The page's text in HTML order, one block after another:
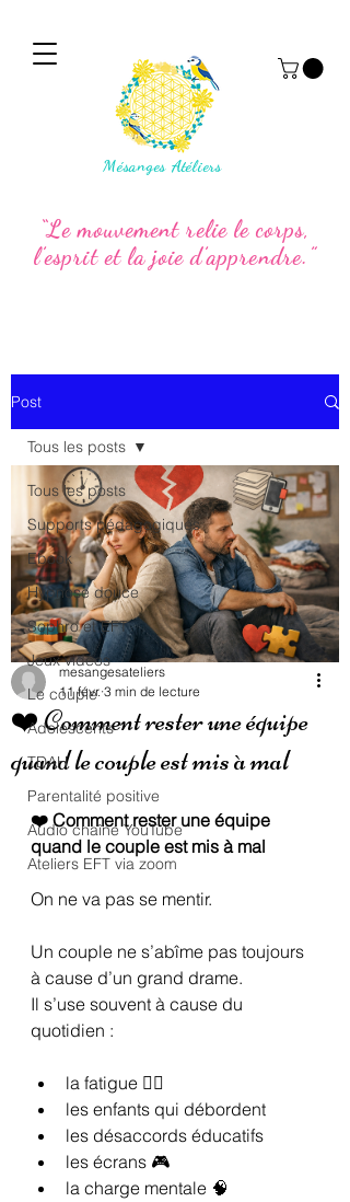
Mésanges Atéliers
“Le mouvement relie le corps,
l’esprit et la joie d’apprendre.”
Post
Tous les posts
Supports pédagogiques
Ebook
Hypnose douce
Sophro et EFT
Jeux vidéos
Le couple
Adolescents
TDAH
Parentalité positive
Audio chaîne YouTube
Ateliers EFT via zoom
Tous les posts
❤️ Comment rester une équipe
quand le couple est mis à mal
mesangesateliers
11 févr. 3 min de lecture
❤️ Comment rester une équipe
quand le couple est mis à mal
On ne va pas se mentir.
Un couple ne s’abîme pas toujours
à cause d’un grand drame.
Il s’use souvent à cause du
quotidien :
la fatigue 😮‍💨
les enfants qui débordent
les désaccords éducatifs
les écrans 🎮
la charge mentale 🧠